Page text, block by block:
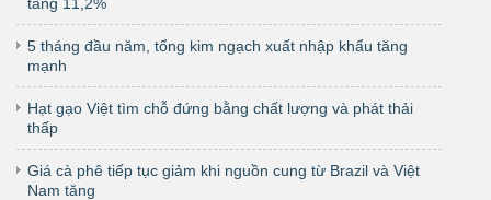
5 tháng đầu năm, tổng kim ngạch xuất nhập khẩu tăng
mạnh
Hạt gạo Việt tìm chỗ đứng bằng chất lượng và phát thải
thấp
Giá cà phê tiếp tục giảm khi nguồn cung từ Brazil và Việt
Nam tăng